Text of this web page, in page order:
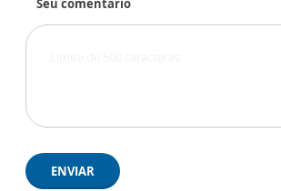
Seu comentário
ENVIAR